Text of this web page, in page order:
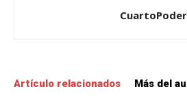
CuartoPoder
Artículo relacionados Más del